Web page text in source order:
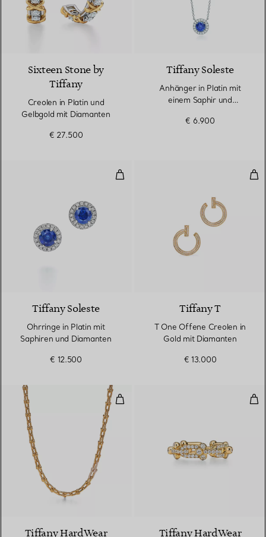
Sixteen Stone by
Tiffany
Creolen in Platin und
Gelbgold mit Diamanten
€ 27.500
Tiffany Soleste
Anhänger in Platin mit
einem Saphir und
€ 6.900
Ohrringe in Platin mit Saphiren
Tiffany Soleste
Ohrringe in Platin mit
Saphiren und Diamanten
€ 12.500
T
Tiffany T
T One Offene Creolen in
Gold mit Diamanten
€ 13.000
Halskette mit mittelgroßen
Tiffany HardWear Tiffany HardWear